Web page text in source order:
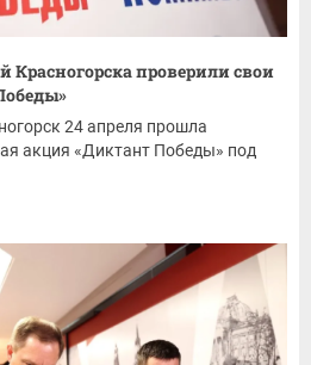
проверили свои
24 апреля прошла
акция «Диктант Победы» под